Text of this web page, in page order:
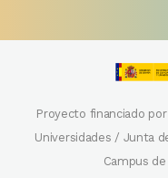
Proyecto financiado
Universidades / Junta
Campus